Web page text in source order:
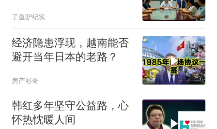
了鱼驴纪实
经济隐患浮现，越南能否
避开当年日本的老路？
房产衫哥
韩红多年坚守公益路，心
怀热忱暖人间